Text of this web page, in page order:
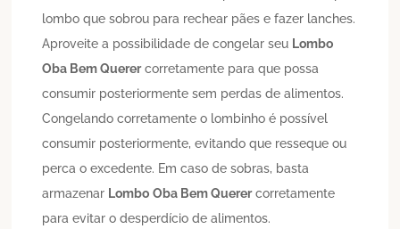
lombo que sobrou para rechear pães e fazer lanches.
Aproveite a possibilidade de congelar seu Lombo
Oba Bem Querercorretamente para que possa
consumir posteriormente sem perdas de alimentos.
Congelando corretamente o lombinho é possível
consumir posteriormente, evitando que resseque ou
perca o excedente. Em caso de sobras, basta
armazenar Lombo Oba Bem Querercorretamente
para evitar o desperdício de alimentos.